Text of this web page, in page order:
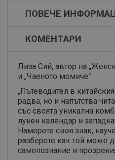
ПОВЕЧЕ
КОМЕНТАРИ
Лиза Сий, автор на
и „Чаеното момиче“
„Пътеводител в
радва, но и напътства
със своята уникална
лунен календар и
Намерете своя знак,
разберете как той може
самопознание и